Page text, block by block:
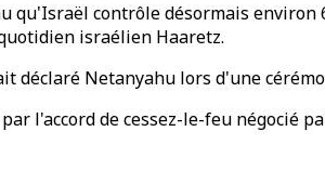
contrôle désormais
israélien Haaretz.
déclaré Netanyahu lors d'une
l'accord de cessez-le-feu négocié